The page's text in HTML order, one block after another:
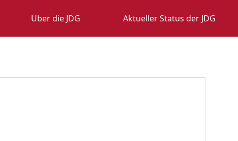
Über die JDG Aktueller Status der JDG